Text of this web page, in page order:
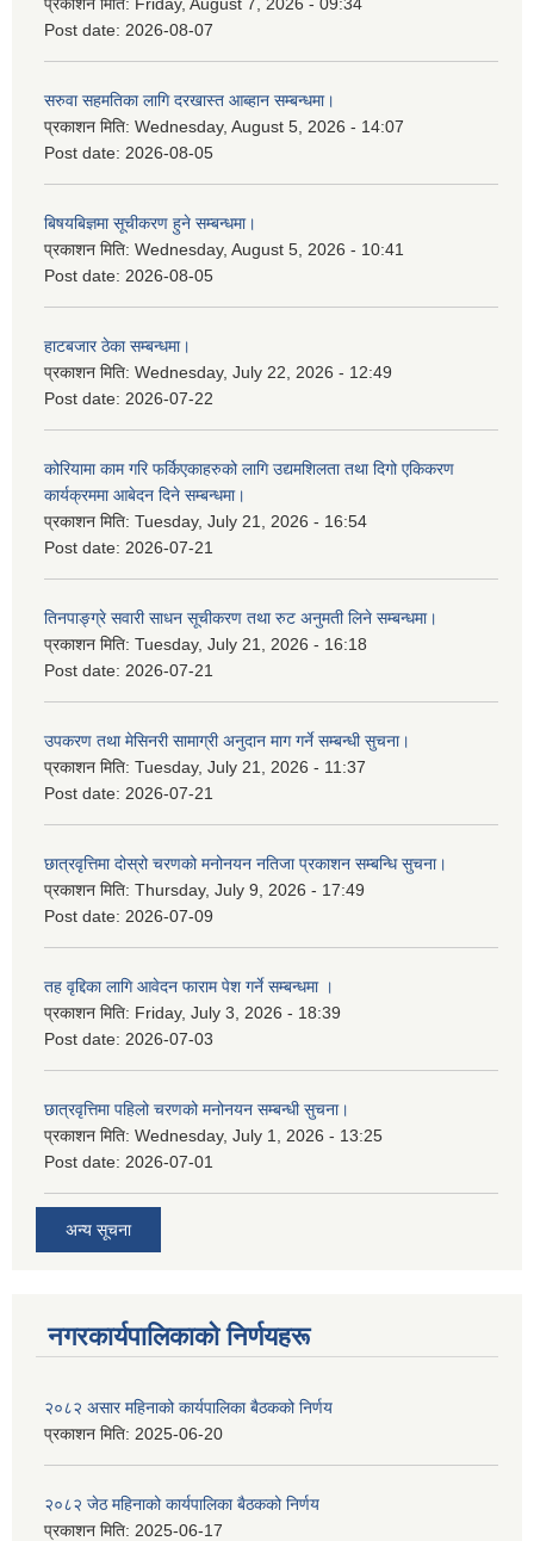
प्रकाशन मिति: Friday, August 7, 2026 - 09:34
Post date: 2026-08-07
सरुवा सहमतिका लागि दरखास्त आब्हान सम्बन्धमा।
प्रकाशन मिति: Wednesday, August 5, 2026 - 14:07
Post date: 2026-08-05
बिषयबिज्ञमा सूचीकरण हुने सम्बन्धमा।
प्रकाशन मिति: Wednesday, August 5, 2026 - 10:41
Post date: 2026-08-05
हाटबजार ठेका सम्बन्धमा।
प्रकाशन मिति: Wednesday, July 22, 2026 - 12:49
Post date: 2026-07-22
कोरियामा काम गरि फर्किएकाहरुको लागि उद्यमशिलता तथा दिगो एकिकरण
कार्यक्रममा आबेदन दिने सम्बन्धमा।
प्रकाशन मिति: Tuesday, July 21, 2026 - 16:54
Post date: 2026-07-21
तिनपाङ्ग्रे सवारी साधन सूचीकरण तथा रुट अनुमती लिने सम्बन्धमा।
प्रकाशन मिति: Tuesday, July 21, 2026 - 16:18
Post date: 2026-07-21
उपकरण तथा मेसिनरी सामाग्री अनुदान माग गर्ने सम्बन्धी सुचना।
प्रकाशन मिति: Tuesday, July 21, 2026 - 11:37
Post date: 2026-07-21
छात्रवृत्तिमा दोस्रो चरणको मनोनयन नतिजा प्रकाशन सम्बन्धि सुचना।
प्रकाशन मिति: Thursday, July 9, 2026 - 17:49
Post date: 2026-07-09
तह वृद्दिका लागि आवेदन फाराम पेश गर्ने सम्बन्धमा ।
प्रकाशन मिति: Friday, July 3, 2026 - 18:39
Post date: 2026-07-03
छात्रवृत्तिमा पहिलो चरणको मनोनयन सम्बन्धी सुचना।
प्रकाशन मिति: Wednesday, July 1, 2026 - 13:25
Post date: 2026-07-01
अन्य सूचना
नगरकार्यपालिकाकाे निर्णयहरू
२०८२ असार महिनाको कार्यपालिका बैठकको निर्णय
प्रकाशन मिति: 2025-06-20
२०८२ जेठ महिनाको कार्यपालिका बैठकको निर्णय
प्रकाशन मिति: 2025-06-17